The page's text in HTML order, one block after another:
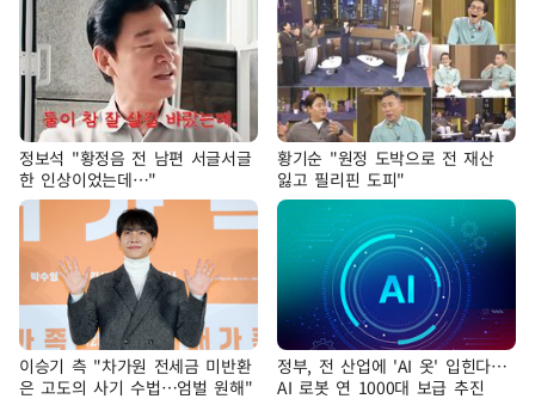
정보석 "황정음 전 남편 서글서글
한 인상이었는데…"
황기순 "원정 도박으로 전 재산
잃고 필리핀 도피"
이승기 측 "차가원 전세금 미반환
은 고도의 사기 수법…엄벌 원해"
정부, 전 산업에 'AI 옷' 입힌다…
AI 로봇 연 1000대 보급 추진